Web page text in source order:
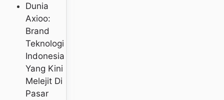
Axioo:
Brand
Teknologi
Indonesia
Yang Kini
Melejit Di
Pasar